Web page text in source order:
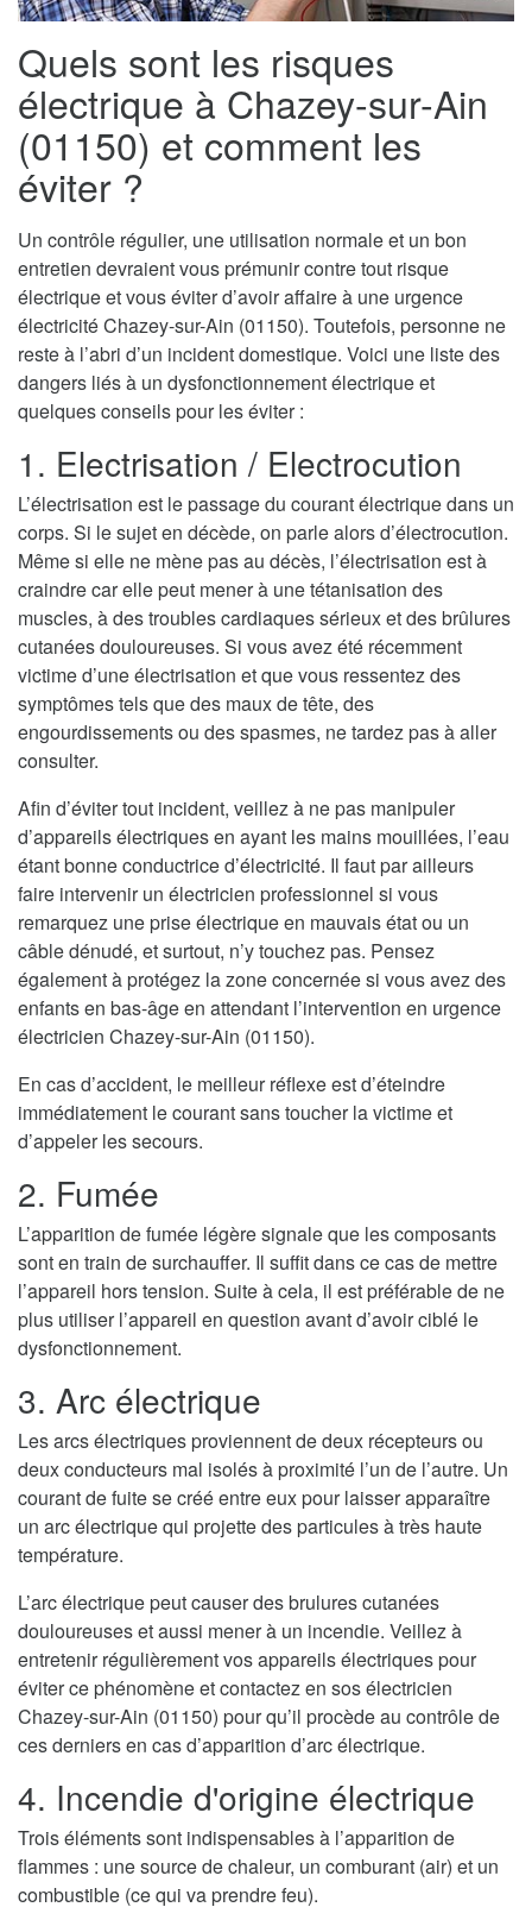
Quels sont les risques
électrique à Chazey-sur-Ain
(01150) et comment les
éviter ?
Un contrôle régulier, une utilisation normale et un bon
entretien devraient vous prémunir contre tout risque
électrique et vous éviter d’avoir affaire à une urgence
électricité Chazey-sur-Ain (01150). Toutefois, personne ne
reste à l’abri d’un incident domestique. Voici une liste des
dangers liés à un dysfonctionnement électrique et
quelques conseils pour les éviter :
1. Electrisation / Electrocution
L’électrisation est le passage du courant électrique dans un
corps. Si le sujet en décède, on parle alors d’électrocution.
Même si elle ne mène pas au décès, l’électrisation est à
craindre car elle peut mener à une tétanisation des
muscles, à des troubles cardiaques sérieux et des brûlures
cutanées douloureuses. Si vous avez été récemment
victime d’une électrisation et que vous ressentez des
symptômes tels que des maux de tête, des
engourdissements ou des spasmes, ne tardez pas à aller
consulter.
Afin d’éviter tout incident, veillez à ne pas manipuler
d’appareils électriques en ayant les mains mouillées, l’eau
étant bonne conductrice d’électricité. Il faut par ailleurs
faire intervenir un électricien professionnel si vous
remarquez une prise électrique en mauvais état ou un
câble dénudé, et surtout, n’y touchez pas. Pensez
également à protégez la zone concernée si vous avez des
enfants en bas-âge en attendant l’intervention en urgence
électricien Chazey-sur-Ain (01150).
En cas d’accident, le meilleur réflexe est d’éteindre
immédiatement le courant sans toucher la victime et
d’appeler les secours.
2. Fumée
L’apparition de fumée légère signale que les composants
sont en train de surchauffer. Il suffit dans ce cas de mettre
l’appareil hors tension. Suite à cela, il est préférable de ne
plus utiliser l’appareil en question avant d’avoir ciblé le
dysfonctionnement.
3. Arc électrique
Les arcs électriques proviennent de deux récepteurs ou
deux conducteurs mal isolés à proximité l’un de l’autre. Un
courant de fuite se créé entre eux pour laisser apparaître
un arc électrique qui projette des particules à très haute
température.
L’arc électrique peut causer des brulures cutanées
douloureuses et aussi mener à un incendie. Veillez à
entretenir régulièrement vos appareils électriques pour
éviter ce phénomène et contactez en sos électricien
Chazey-sur-Ain (01150) pour qu’il procède au contrôle de
ces derniers en cas d’apparition d’arc électrique.
4. Incendie d'origine électrique
Trois éléments sont indispensables à l’apparition de
flammes : une source de chaleur, un comburant (air) et un
combustible (ce qui va prendre feu).